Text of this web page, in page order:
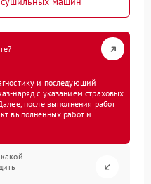
и последующий
наряд с указанием страховых
после выполнения работ
выполненных работ и